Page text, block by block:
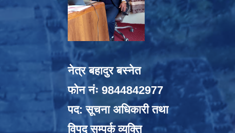
नेत्र बहादुर बस्नेत
फोन नंः 9844842977
पद: सूचना अधिकारी तथा
विपद् सम्पर्क व्यक्ति